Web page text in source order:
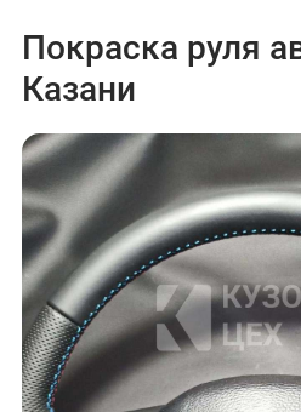
Покраска руля
Казани